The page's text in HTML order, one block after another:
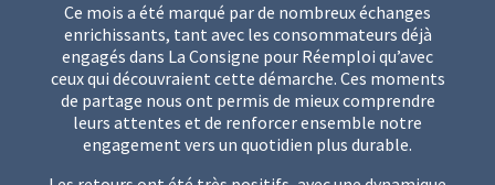
Ce mois a été marqué par de nombreux échanges
enrichissants, tant avec les consommateurs déjà
engagés dans La Consigne pour Réemploi qu’avec
ceux qui découvraient cette démarche. Ces moments
de partage nous ont permis de mieux comprendre
leurs attentes et de renforcer ensemble notre
engagement vers un quotidien plus durable.